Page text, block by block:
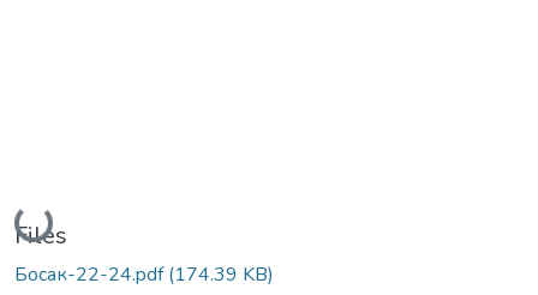
Loading...
Files
Босак-22-24.pdf(174.39 KB)